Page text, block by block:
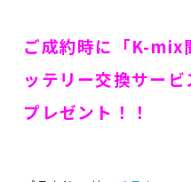
ご成約時に「K-mix
ッテリー交換サー
プレゼント！！